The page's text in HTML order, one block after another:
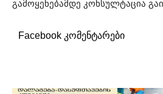
გამოყენებამდე კონსულტაცია
Facebook კომენტარები